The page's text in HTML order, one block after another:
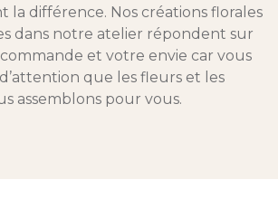
la différence. Nos créations florales
dans notre atelier répondent sur
et votre envie car vous
que les fleurs et les
assemblons pour vous.